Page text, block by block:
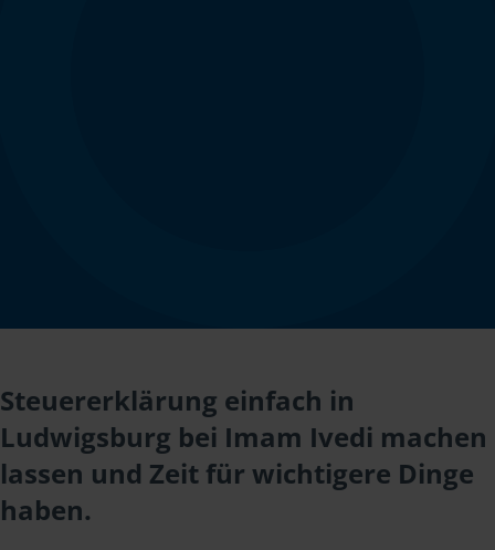
Steuererklärung einfach in
Ludwigsburg bei Imam Ivedi machen
lassen und Zeit für wichtigere Dinge
haben.